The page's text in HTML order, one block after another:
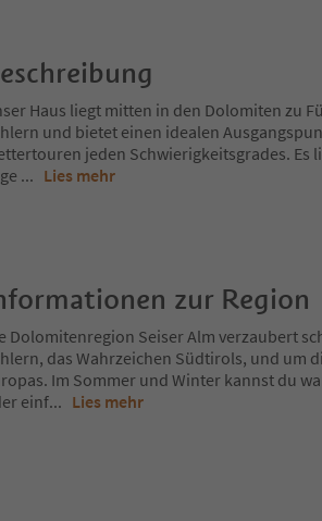
Haus liegt mitten in den Dolomiten zu
und bietet einen idealen
jeden Schwierigkeitsgrades. Es
... Lies mehr
zur Region
Dolomitenregion Seiser Alm verzaubert
das Wahrzeichen Südtirols, und um
Im Sommer und Winter kannst du
einf... Lies mehr